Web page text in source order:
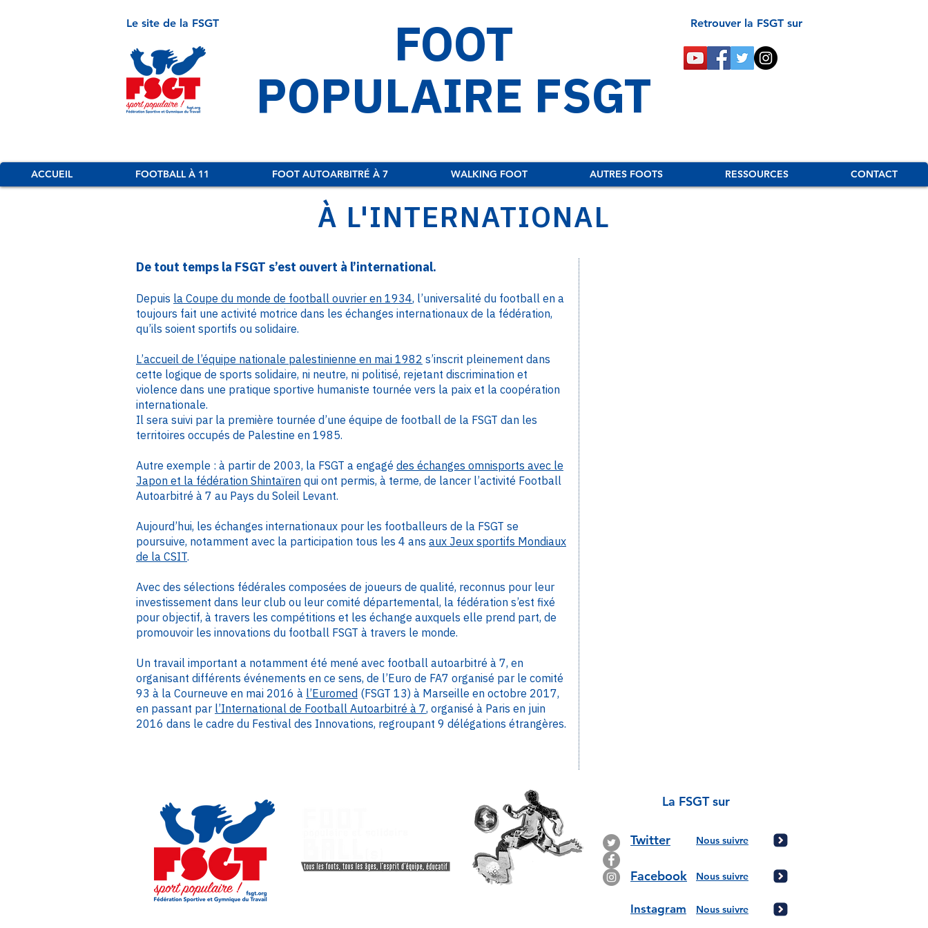
Le site de la FSGT
FOOT
POPULAIRE FSGT
Retrouver la FSGT sur
ACCUEIL FOOTBALL À 11 FOOT AUTOARBITRÉ À 7 WALKING FOOT AUTRES FOOTS RESSOURCES CONTACT
À L'INTERNATIONAL
De tout temps la FSGT s’est ouvert à l’international.
Depuis la Coupe du monde de football ouvrier en 1934, l’universalité du football en a
toujours fait une activité motrice dans les échanges internationaux de la fédération,
qu’ils soient sportifs ou solidaire.
L’accueil de l’équipe nationale palestinienne en mai 1982 s’inscrit pleinement dans
cette logique de sports solidaire, ni neutre, ni politisé, rejetant discrimination et
violence dans une pratique sportive humaniste tournée vers la paix et la coopération
internationale.
Il sera suivi par la première tournée d’une équipe de football de la FSGT dan les
territoires occupés de Palestine en 1985.
Autre exemple : à partir de 2003, la FSGT a engagé des échanges omnisports avec le
Japon et la fédération Shintaïren qui ont permis, à terme, de lancer l’activité Football
Autoarbitré à 7 au Pays du Soleil Levant.
Aujourd’hui, les échanges internationaux pour les footballeurs de la FSGT se
poursuive, notamment avec la participation tous les 4 ans aux Jeux sportifs Mondiaux
de la CSIT.
Avec des sélections fédérales composées de joueurs de qualité, reconnus pour leur
investissement dans leur club ou leur comité départemental, la fédération s’est fixé
pour objectif, à travers les compétitions et les échange auxquels elle prend part, de
promouvoir les innovations du football FSGT à travers le monde.
Un travail important a notamment été mené avec football autoarbitré à 7, en
organisant différents événements en ce sens, de l’Euro de FA7 organisé par le comité
93 à la Courneuve en mai 2016 à l’Euromed (FSGT 13) à Marseille en octobre 2017,
en passant par l’International de Football Autoarbitré à 7, organisé à Paris en juin
2016 dans le cadre du Festival des Innovations, regroupant 9 délégations étrangères.
La FSGT sur
Twitter Nous suivre
Facebook Nous suivre
Instagram Nous suivre